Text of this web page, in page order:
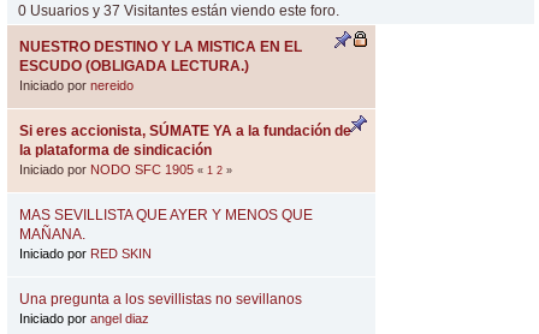
0 Usuarios y 37 Visitantes están viendo este foro.
NUESTRO DESTINO Y LA MISTICA EN EL
ESCUDO (OBLIGADA LECTURA.)
Iniciado por nereido
Si eres accionista, SÚMATE YA a la fundación de
la plataforma de sindicación
Iniciado por NODO SFC 1905 « 1 2 »
MAS SEVILLISTA QUE AYER Y MENOS QUE
MAÑANA.
Iniciado por RED SKIN
Una pregunta a los sevillistas no sevillanos
Iniciado por angel diaz